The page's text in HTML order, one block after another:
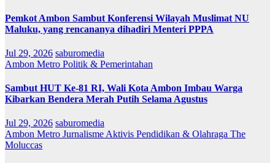
Pemkot Ambon Sambut Konferensi Wilayah Muslimat NU
Maluku, yang rencananya dihadiri Menteri PPPA
Jul 29, 2026 saburomedia
Ambon Metro Politik & Pemerintahan
Sambut HUT Ke-81 RI, Wali Kota Ambon Imbau Warga
Kibarkan Bendera Merah Putih Selama Agustus
Jul 29, 2026 saburomedia
Ambon Metro Jurnalisme Aktivis Pendidikan & Olahraga The
Moluccas